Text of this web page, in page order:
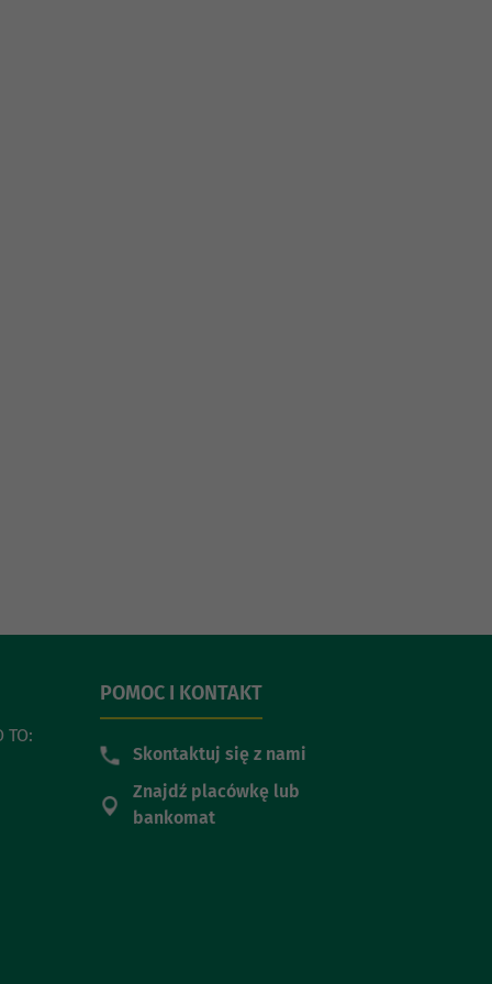
TO:
POMOC I KONTAKT
Skontaktuj się z nami
Znajdź placówkę lub
bankomat